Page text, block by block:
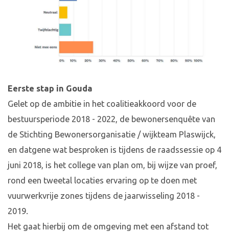
Eerste stap in Gouda
Gelet op de ambitie in het coalitieakkoord voor de
bestuursperiode 2018 - 2022, de bewonersenquête van
de Stichting Bewonersorganisatie / wijkteam Plaswijck,
en datgene wat besproken is tijdens de raadssessie op 4
juni 2018, is het college van plan om, bij wijze van proef,
rond een tweetal locaties ervaring op te doen met
vuurwerkvrije zones tijdens de jaarwisseling 2018 -
2019.
Het gaat hierbij om de omgeving met een afstand tot